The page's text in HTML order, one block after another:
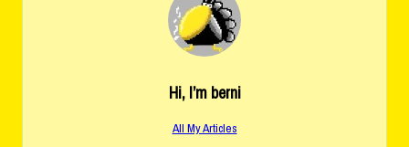
Hi, I’m berni
All My Articles